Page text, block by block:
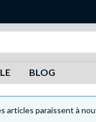
BLOG
paraissent à